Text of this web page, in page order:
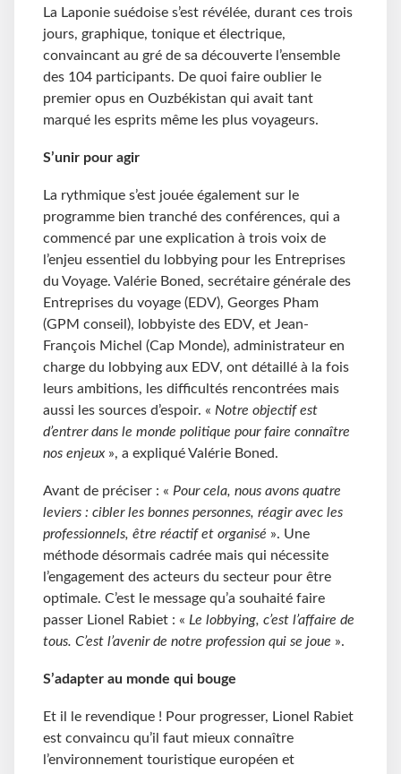
La Laponie suédoise s’est révélée, durant ces trois
jours, graphique, tonique et électrique,
convaincant au gré de sa découverte l’ensemble
des 104 participants. De quoi faire oublier le
premier opus en Ouzbékistan qui avait tant
marqué les esprits même les plus voyageurs.
S’unir pour agir
La rythmique s’est jouée également sur le
programme bien tranché des conférences, qui a
commencé par une explication à trois voix de
l’enjeu essentiel du lobbying pour les Entreprises
du Voyage. Valérie Boned, secrétaire générale des
Entreprises du voyage (EDV), Georges Pham
(GPM conseil), lobbyiste des EDV, et Jean-
François Michel (Cap Monde), administrateur en
charge du lobbying aux EDV, ont détaillé à la fois
leurs ambitions, les difficultés rencontrées mais
aussi les sources d’espoir. « Notre objectif est
d’entrer dans le monde politique pour faire connaître
nos enjeux», a expliqué Valérie Boned.
Avant de préciser : « Pour cela, nous avons quatre
leviers : cibler les bonnes personnes, réagir avec les
professionnels, être réactif et organisé ». Une
méthode désormais cadrée mais qui nécessite
l’engagement des acteurs du secteur pour être
optimale. C’est le message qu’a souhaité faire
passer Lionel Rabiet : « Le lobbying, c’est l’affaire de
tous. C’est l’avenir de notre profession qui se joue ».
S’adapter au monde qui bouge
Et il le revendique ! Pour progresser, Lionel Rabiet
est convaincu qu’il faut mieux connaître
l’environnement touristique européen et